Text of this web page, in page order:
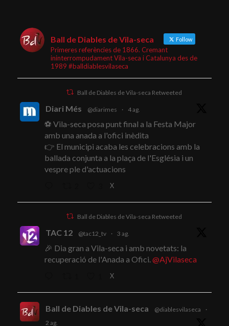
Ball de Diables de Vila-seca Follow
Primeres referències de 1866. Cremant
ininterrompudament Vila-seca i Catalunya des de
1989 #balldiablesvilaseca
Ball de Diables de Vila-seca Retweeted
Diari Més @diarimes · 4 ag.
⚽ Vila-seca posa punt final a la Festa Major
amb una anada a l'ofici inèdita
👉 El municipi acaba les celebracions amb la
ballada conjunta a la plaça de l'Església i un
vespre ple d'actuacions
X
Ball de Diables de Vila-seca Retweeted
TAC 12 @tac12_tv · 3 ag.
🎉 Dia gran a Vila-seca i amb novetats: la
recuperació de l'Anada a Ofici.@AjVilaseca
X
Ball de Diables de Vila-seca @diablesvilaseca
·
2 ag.